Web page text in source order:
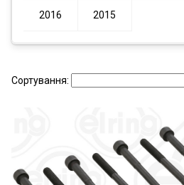
2016 2015
Сортування: